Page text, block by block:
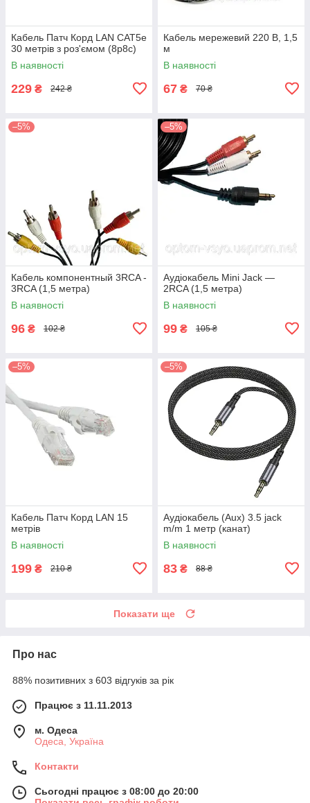
Кабель Патч Корд LAN CAT5е
30 метрів з роз'ємом (8p8c)
В наявності
229 ₴ 242 ₴
Кабель мережевий 220 В, 1,5
м
В наявності
67 ₴ 70 ₴
–5%
Кабель компонентный 3RCA -
3RCA (1,5 метра)
В наявності
96 ₴ 102 ₴
–5%
Аудіокабель Mini Jack —
2RCA (1,5 метра)
В наявності
99 ₴ 105 ₴
–5%
Кабель Патч Корд LAN 15
метрів
В наявності
199 ₴ 210 ₴
–5%
Аудіокабель (Aux) 3.5 jack
m/m 1 метр (канат)
В наявності
83 ₴ 88 ₴
Показати ще
Про нас
88% позитивних з 603 відгуків за рік
Працює з 11.11.2013
м. Одеса
Одеса, Україна
Контакти
Сьогодні працює з 08:00 до 20:00